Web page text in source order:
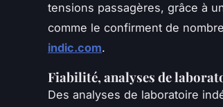
tensions passagères, grâce à
comme le confirment de
indic.com.
Fiabilité, analyses de
Des analyses de laboratoire